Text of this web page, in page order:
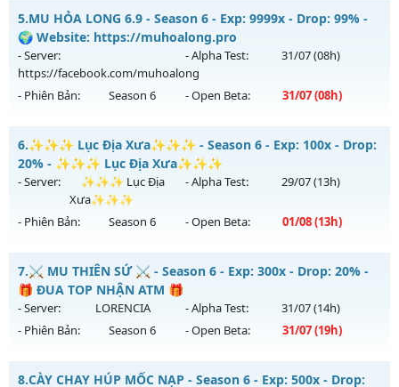
Kiểu reset: Non Reset
Thể loại: Mu Nguyên bản Webzen
Antihack: Xshiel
Huyền Giới - Siêng Năng Làm Nên Tất Cả
Mu mới ra tháng 08 2026 - Mở máy chủ
ngày 06/08/2626
Exp: 9999x - Drop: 999%
Antihack: Anti
5.MU HỎA LONG 6.9 - Season 6 - Exp: 9999x - Drop: 99% -
🌍 Website: https://muhoalong.pro
- Server:
https://facebook.com/muhoalong
- Alpha Test: 31/07(08h)
- Phiên Bản: Season 6 - Open Beta: 31/07(08h)
MU HỎA LONG 6.9 - 🌍 Website: https://muhoalong.pro
Mu mới ra tháng 07 2026 - Mở máy chủ
https://facebook.com/muhoalongvào 08h ngày
31/07/2626
Exp: 9999x - Drop: 99%
Thể loại: Mu Nguyên bản Webzen
Antihack: Xshiel
6.✨✨✨ Lục Địa Xưa✨✨✨ - Season 6 - Exp: 100x - Drop:
20% - ✨✨✨ Lục Địa Xưa✨✨✨
- Server:
✨✨✨ Lục Địa
Xưa✨✨✨
- Alpha Test: 29/07(13h)
- Phiên Bản: Season 6 - Open Beta: 01/08(13h)
✨✨✨ Lục Địa Xưa✨✨✨ - ✨✨✨ Lục Địa Xưa✨✨✨
Mu mới ra tháng 08 2026 - Mở máy chủ
Xưa✨✨✨
vào 13h ngày 01/08/2626
Exp: 100x - Drop: 20%
7.⚔️ MU THIÊN SỨ ⚔️ - Season 6 - Exp: 300x - Drop: 20% -
🎁 ĐUA TOP NHẬN ATM 🎁
- Server: LORENCIA - Alpha Test: 31/07(14h)
- Phiên Bản:
Season 6 - Open Beta: 31/07(19h)
⚔️ MU THIÊN SỨ ⚔️ - 🎁 ĐUA TOP NHẬN ATM 🎁
8.CÀY CHAY HÚP MỐC NẠP - Season 6 - Exp: 500x - Drop: